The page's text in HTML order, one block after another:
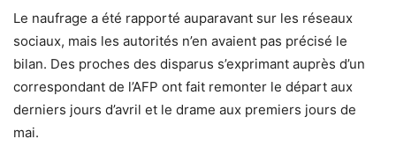
Le naufrage a été rapporté auparavant sur les réseaux
sociaux, mais les autorités n’en avaient pas précisé le
bilan. Des proches des disparus s’exprimant auprès d’un
correspondant de l’AFP ont fait remonter le départ aux
derniers jours d’avril et le drame aux premiers jours de
mai.